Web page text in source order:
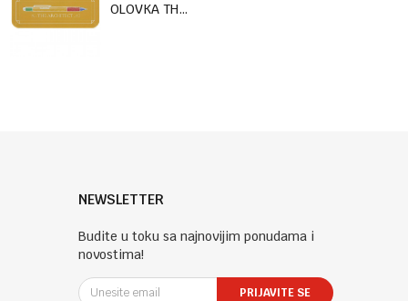
OLOVKA THE
NEWSLETTER
Budite u toku sa najnovijim ponudama i
novostima!
PRIJAVITE SE